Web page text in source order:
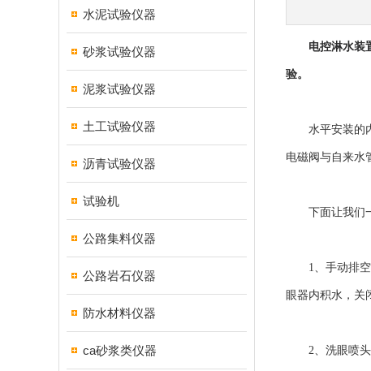
水泥试验仪器
砂浆试验仪器
泥浆试验仪器
土工试验仪器
沥青试验仪器
试验机
公路集料仪器
公路岩石仪器
防水材料仪器
ca砂浆类仪器
电控淋水装
验。
水平安装的内
电磁阀与自来水
下面让我们一
1、手动排空
眼器内积水，关
2、洗眼喷头